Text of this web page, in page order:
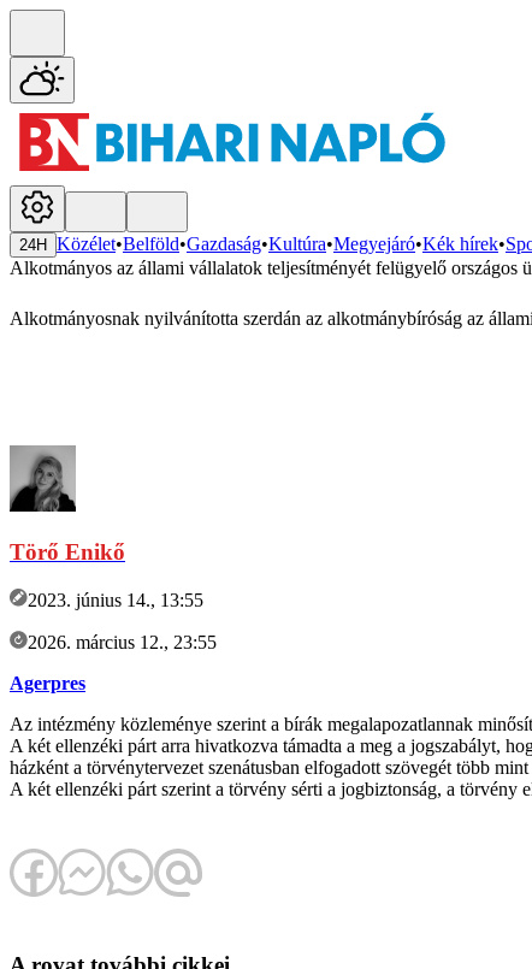
24H Közélet•Belföld•Gazdaság•Kultúra•Megyejáró•Kék hírek•
Alkotmányos az állami vállalatok teljesítményét felügyelő országos
Alkotmányosnak nyilvánította szerdán az alkotmánybíróság az
Törő Enikő
2023. június 14., 13:55
2026. március 12., 23:55
Agerpres
Az intézmény közleménye szerint a bírák megalapozatlannak
A két ellenzéki párt arra hivatkozva támadta a meg a jogszabályt,
házként a törvénytervezet szenátusban elfogadott szövegét több
A két ellenzéki párt szerint a törvény sérti a jogbiztonság, a törvény